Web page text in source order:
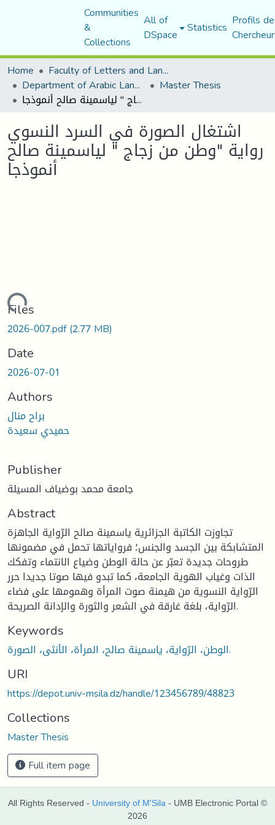
Communities
&
Collections
All of
DSpace Statistics Profils
Home
Faculty of Letters and Languages
Department of Arabic Language and Literature Master Thesis
اشتغال الصورة في السرد النسوي رواية "وطن من زجاج " لياسمينة صالح أنموذجا
اشتغال الصورة في السرد النسوي
رواية "وطن من زجاج " لياسمينة صالح
أنموذجا
Loading...
Files
2026-007.pdf(2.77 MB)
Date
2026-07-01
Authors
براح منال
حميدي سعيدة
Publisher
جامعة محمد بوضياف المسيلة
Abstract
تجاوزت الكاتبة الجزائرية ياسمينة صالح الرّواية الجاهزة
المتشابكة بين الجسد والجنس؛ فرواياتها تحمل في مضمونها
طروحات جديدة تعبّر عن حالة الوطن وضياع الانتماء وتفكك
الذات وغياب الهوية الجامعة، كما تبدو فيها صوتا جديدا حرر
الرّواية النسوية من هيمنة صوت المرأة وهمومها على فضاء
الرّواية، بلغة غارقة في الشعر والثورة والإدانة الصريحة.
Keywords
الوطن، الرّواية، ياسمينة صالح، المرأة، الأنثى، الصورة.
URI
https://depot.univ-msila.dz/handle/123456789/48823
Collections
Master Thesis
Full item page
All Rights Reserved - University of M'Sila - UMB Electronic Portal ©
2026